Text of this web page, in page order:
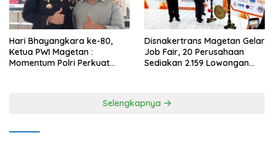
Hari Bhayangkara ke-80,
Ketua PWI Magetan :
Momentum Polri Perkuat
Disnakertrans Magetan Gelar
Job Fair, 20 Perusahaan
Sediakan 2.159 Lowongan
Selengkapnya